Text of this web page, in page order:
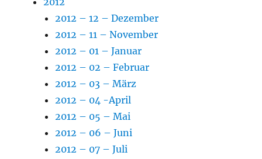
2012 – 12 – Dezember
2012 – 11 – November
2012 – 01 – Januar
2012 – 02 – Februar
2012 – 03 – März
2012 – 04 -April
2012 – 05 – Mai
2012 – 06 – Juni
2012 – 07 – Juli